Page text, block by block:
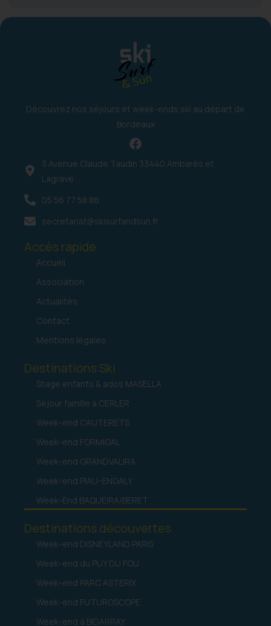
Découvrez nos séjours et week-ends ski au départ de
Bordeaux
3 Avenue Claude Taudin 33440 Ambarès et
Lagrave
05 56 77 58 86
secretariat@skisurfandsun.fr
Accès rapide
Accueil
Association
Actualités
Contact
Mentions légales
Destinations Ski
Stage enfants & ados MASELLA
Séjour famille à CERLER
Week-end CAUTERETS
Week-end FORMIGAL
Week-end GRANDVALIRA
Week-end PIAU-ENGALY
Week-End BAQUEIRA/BERET
Destinations découvertes
Week-end DISNEYLAND PARIS
Week-end du PUY DU FOU
Week-end PARC ASTERIX
Week-end FUTUROSCOPE
Week-end à BIDARRAY